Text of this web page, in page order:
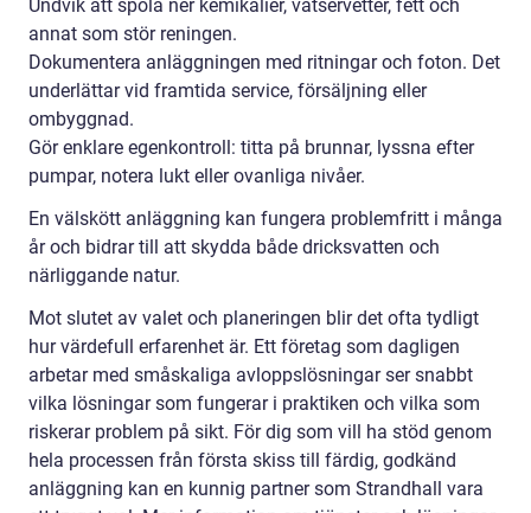
Undvik att spola ner kemikalier, våtservetter, fett och
annat som stör reningen.
Dokumentera anläggningen med ritningar och foton. Det
underlättar vid framtida service, försäljning eller
ombyggnad.
Gör enklare egenkontroll: titta på brunnar, lyssna efter
pumpar, notera lukt eller ovanliga nivåer.
En välskött anläggning kan fungera problemfritt i många
år och bidrar till att skydda både dricksvatten och
närliggande natur.
Mot slutet av valet och planeringen blir det ofta tydligt
hur värdefull erfarenhet är. Ett företag som dagligen
arbetar med småskaliga avloppslösningar ser snabbt
vilka lösningar som fungerar i praktiken och vilka som
riskerar problem på sikt. För dig som vill ha stöd genom
hela processen från första skiss till färdig, godkänd
anläggning kan en kunnig partner som Strandhall vara